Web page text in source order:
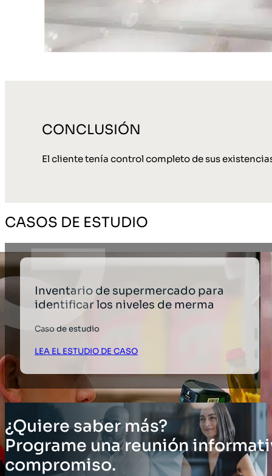
CONCLUSIÓN
El cliente tenía control completo de sus
CASOS DE ESTUDIO
Inventario de supermercado para
identificar los niveles de merma
Caso de estudio
LEA EL ESTUDIO DE CASO
¿Quiere saber más?
Programe una reunión
compromiso.